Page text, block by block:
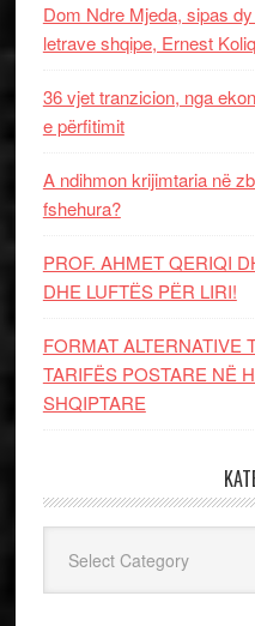
Dom Ndre Mjeda, sipas
letrave shqipe, Ernest
36 vjet tranzicion, nga
e përfitimit
A ndihmon krijimtaria në
fshehura?
PROF. AHMET QERIQI
DHE LUFTЁS PЁR LIRI!
FORMAT ALTERNATIVE
TARIFËS POSTARE NË
SHQIPTARE